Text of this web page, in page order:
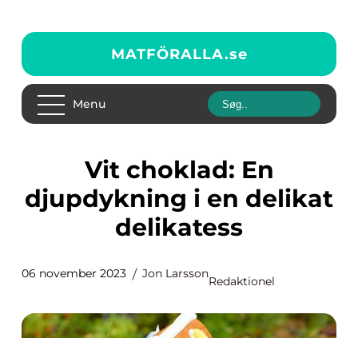
MATFÖRALLA.se
Menu
Vit choklad: En
djupdykning i en delikat
delikatess
06 november 2023 Jon Larsson
Redaktionel